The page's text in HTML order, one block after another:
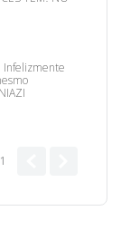
Infelizmente
1